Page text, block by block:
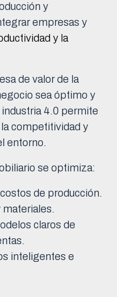
y
empresas y
y la
de valor de la
sea óptimo y
4.0 permite
competitividad y
entorno.
se optimiza:
de producción.
materiales.
claros de
inteligentes e